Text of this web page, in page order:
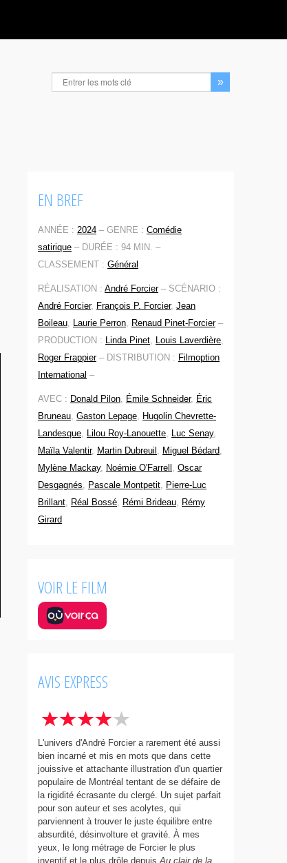
EN BREF
ANNÉE : 2024 – GENRE : Comédie
satirique – DURÉE : 94 MIN. –
CLASSEMENT : Général
RÉALISATION : André Forcier– SCÉNARIO :
André Forcier, François P. Forcier, Jean
Boileau, Laurie Perron, Renaud Pinet-Forcier–
PRODUCTION : Linda Pinet, Louis Laverdière,
Roger Frappier– DISTRIBUTION : Filmoption
International –
AVEC : Donald Pilon, Émile Schneider, Éric
Bruneau, Gaston Lepage, Hugolin Chevrette-
Landesque, Lilou Roy-Lanouette, Luc Senay,
Maïla Valentir, Martin Dubreuil , Miguel Bédard,
Mylène Mackay, Noémie O'Farrell , Oscar
Desgagnés, Pascale Montpetit, Pierre-Luc
Brillant, Réal Bossé, Rémi Brideau, Rémy
Girard
VOIR LE FILM
AVIS EXPRESS
L'univers d'André Forcier a rarement été aussi
bien incarné et mis en mots que dans cette
jouissive et attachante illustration d'un quartier
populaire de Montréal tentant de se défaire de
la rigidité écrasante du clergé. Un sujet parfait
pour son auteur et ses acolytes, qui
parviennent à trouver le juste équilibre entre
absurdité, désinvolture et gravité. À mes
yeux, le long métrage de Forcier le plus
inventif et le plus drôle depuisAu clair de la